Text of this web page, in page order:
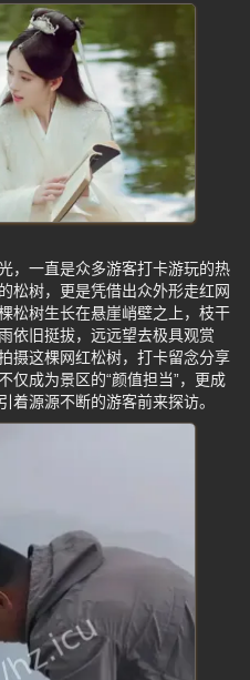
，一直是众多游客打卡游玩的热
松树，更是凭借出众外形走红网
松树生长在悬崖峭壁之上，枝干
依旧挺拔，远远望去极具观赏
摄这棵网红松树，打卡留念分享
仅成为景区的“颜值担当”，更成
着源源不断的游客前来探访。